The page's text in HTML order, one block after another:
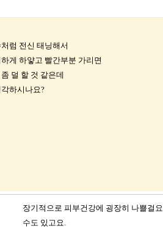
럼 전신 태닝해서
게 하얗고 빨간부분 가리면
덜 할 것 같은데
하시나요?
장기적으로 피부건강에 굉장히 나쁠걸
수도 있고요.